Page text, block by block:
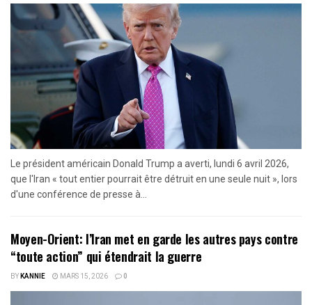
Le président américain Donald Trump a averti, lundi 6 avril 2026,
que l'Iran « tout entier pourrait être détruit en une seule nuit », lors
d'une conférence de presse à...
Moyen-Orient: l’Iran met en garde les autres pays contre
“toute action” qui étendrait la guerre
BYKANNIE MARS 15, 2026 0